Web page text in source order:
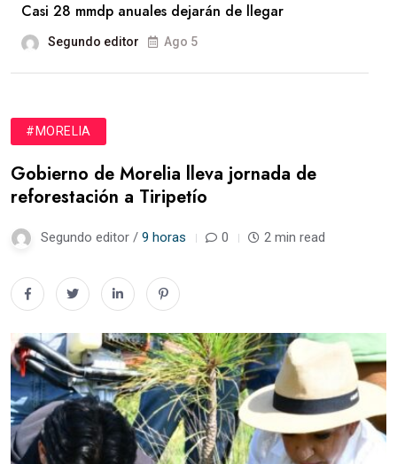
Casi 28 mmdp anuales dejarán de llegar
Segundo editor Ago 5
#MORELIA
Gobierno de Morelia lleva jornada de
reforestación a Tiripetío
Segundo editor / 9 horas 0 2 min read